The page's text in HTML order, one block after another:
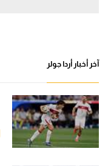
الوطن العربي
في المونديال
رياضة نسائية
آخر أخبار أردا جولر